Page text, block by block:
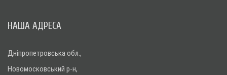
НАША АДРЕСА
Дніпропетровська обл.,
Новомосковський р-н,